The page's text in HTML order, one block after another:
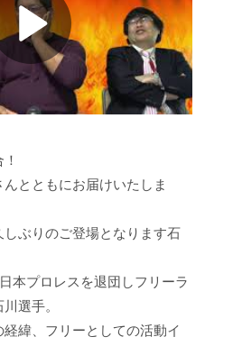
とともにお届けいたしま
ぶりのご登場となります石
本プロレスを退団しフリーラ
選手。
緯、フリーとしての活動イ